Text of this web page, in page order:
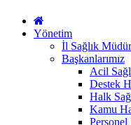
Yönetim
İl Sağlık
Başkanlarımız
Acil
Destek
Halk
Kamu
Personel